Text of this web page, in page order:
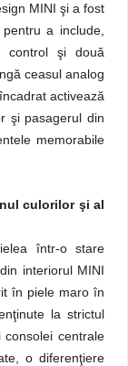
MINI şi a fost
a include,
control şi două
ceasul analog
activează
şi pasagerul din
memorabile
culorilor şi al
într-o stare
interiorul MINI
în piele maro în
la strictul
consolei centrale
o diferenţiere